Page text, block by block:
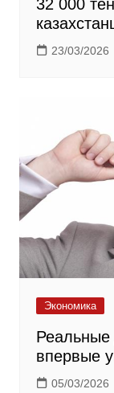
32 000
23/03/2026
Экономика
Реальные
впервые
05/03/2026